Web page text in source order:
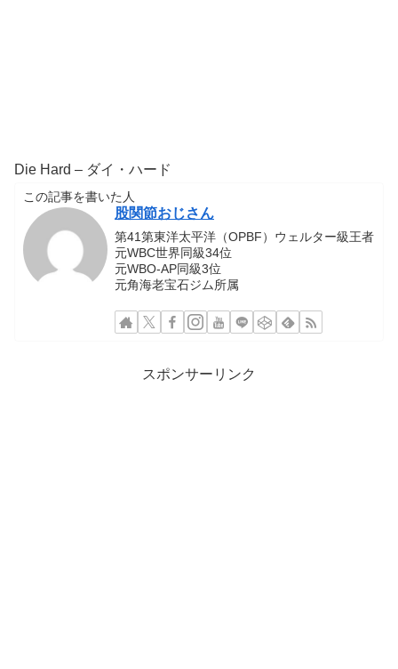
Die Hard – ダイ・ハード
この記事を書いた人
股関節おじさん
第41第東洋太平洋（OPBF）ウェルター級王者
元WBC世界同級34位
元WBO-AP同級3位
元角海老宝石ジム所属
スポンサーリンク